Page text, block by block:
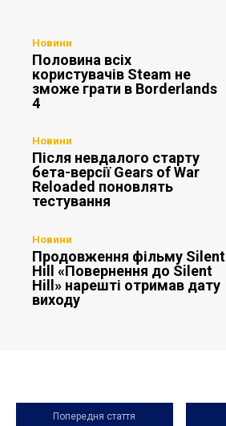
Новини
Половина всіх
користувачів Steam не
зможе грати в Borderlands
4
Новини
Після невдалого старту
бета-версії Gears of War
Reloaded поновлять
тестування
Новини
Продовження фільму Silent
Hill «Повернення до Silent
Hill» нарешті отримав дату
виходу
Попередня стаття